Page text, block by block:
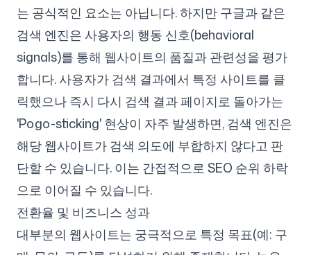
는 공식적인 요소는 아닙니다. 하지만 구글과 같은
검색 엔진은 사용자의 행동 신호(behavioral
signals)를 통해 웹사이트의 품질과 관련성을 평가
합니다. 사용자가 검색 결과에서 특정 사이트를 클
릭했으나 즉시 다시 검색 결과 페이지로 돌아가는
'Pogo-sticking' 현상이 자주 발생하면, 검색 엔진은
해당 웹사이트가 검색 의도에 부합하지 않다고 판
단할 수 있습니다. 이는 간접적으로 SEO 순위 하락
으로 이어질 수 있습니다.
전환율 및 비즈니스 성과
대부분의 웹사이트는 궁극적으로 특정 목표(예: 구